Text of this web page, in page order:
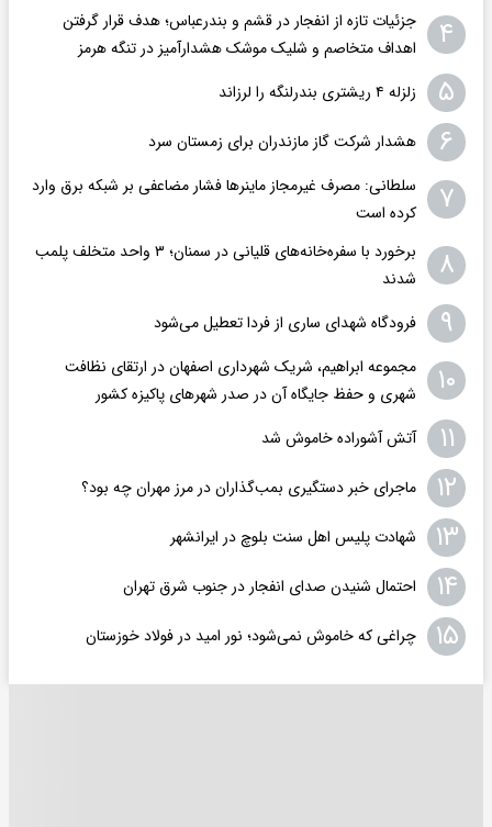
۴
جزئیات تازه از انفجار در قشم و بندرعباس؛ هدف قرار گرفتن
اهداف متخاصم و شلیک موشک هشدارآمیز در تنگه هرمز
۵ زلزله ۴ ریشتری بندرلنگه را لرزاند
۶ هشدار شرکت گاز مازندران برای زمستان سرد
۷
سلطانی: مصرف غیرمجاز ماینرها فشار مضاعفی بر شبکه برق وارد
کرده است
۸
برخورد با سفره‌خانه‌های قلیانی در سمنان؛ ۳ واحد متخلف پلمب
شدند
۹ فرودگاه ‌شهدای ساری از فردا تعطیل می‌شود
۱۰
مجموعه ابراهیم، شریک شهرداری اصفهان در ارتقای نظافت
شهری و حفظ جایگاه آن در صدر شهرهای پاکیزه کشور
۱۱ آتش آشوراده خاموش شد
۱۲ ماجرای خبر دستگیری بمب‌گذاران در مرز مهران چه بود؟
۱۳ شهادت پلیس اهل سنت بلوچ در ایرانشهر
۱۴ احتمال شنیدن صدای انفجار در جنوب شرق تهران
۱۵ چراغی که خاموش نمی‌شود؛ نور امید در فولاد خوزستان